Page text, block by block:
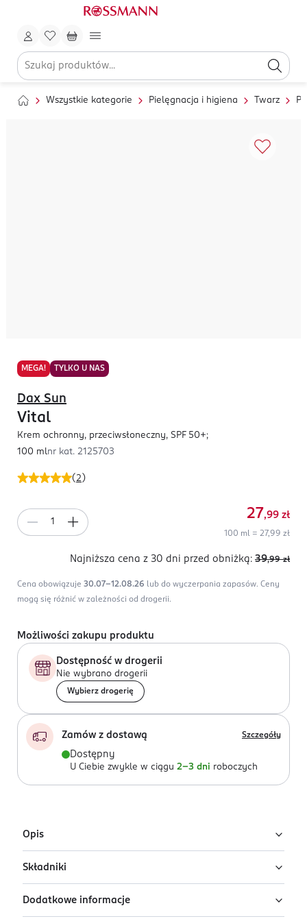
Wszystkie kategorie Pielęgnacja i higiena Twarz
MEGA! TYLKO U NAS
(2 )
Dax Sun
Vital
Krem ochronny, przeciwsłoneczny, SPF 50+;
100 mlnr kat. 2125703
27,99 zł
100 ml = 27,99 zł
Najniższa cena z 30 dni przed obniżką: 39,99 zł
Cena obowiązuje 30.07-12.08.26 lub do wyczerpania zapasów. Ceny
mogą się różnić w zależności od drogerii.
Możliwości zakupu produktu
Dostępność w drogerii
Nie wybrano drogerii
Wybierz drogerię
Zamów z dostawą Szczegóły
Dostępny
U Ciebie zwykle w ciągu 2-3 dni roboczych
Opis
Ultralekki krem ochronny Dax Sun Vital SPF
50+
Składniki
Ingredients: : AQUA, OCTOCRYLENE, BUTYL
Dodatkowe informacje